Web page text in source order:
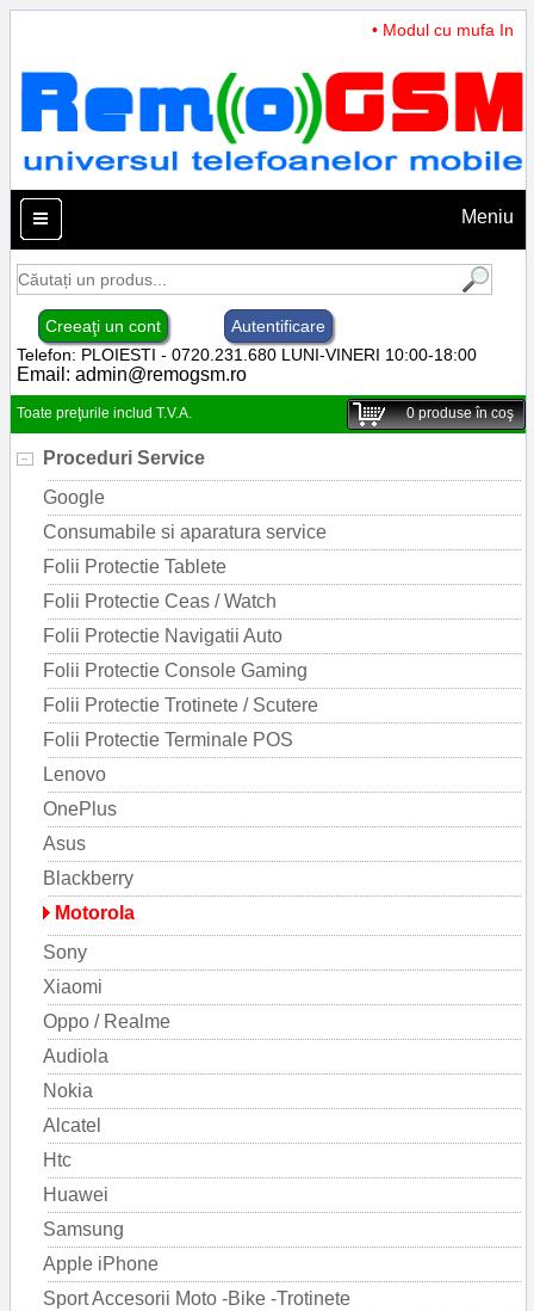
• Modul cu mufa
Meniu
Creeaţi un cont
Autentificare
Telefon: PLOIESTI - 0720.231.680 LUNI-VINERI 10:00-18:00
Email: admin@remogsm.ro
Toate preţurile includ T.V.A. 0produse în coş
Proceduri Service
Google
Consumabile si aparatura service
Folii Protectie Tablete
Folii Protectie Ceas / Watch
Folii Protectie Navigatii Auto
Folii Protectie Console Gaming
Folii Protectie Trotinete / Scutere
Folii Protectie Terminale POS
Lenovo
OnePlus
Asus
Blackberry
Motorola
Sony
Xiaomi
Oppo / Realme
Audiola
Nokia
Alcatel
Htc
Huawei
Samsung
Apple iPhone
Sport Accesorii Moto -Bike -Trotinete